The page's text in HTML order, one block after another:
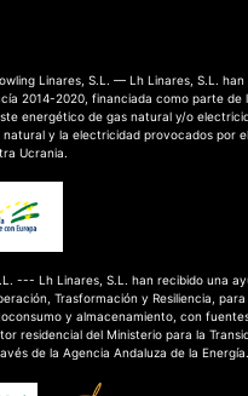
Linares, S.L. — Lh Linares, S.L. han
2014-2020, financiada como parte de
energético de gas natural y/o
y la electricidad provocados por
Ucrania.
--- Lh Linares, S.L. han recibido una
Trasformación y Resiliencia,
y almacenamiento, con
residencial del Ministerio para la
de la Agencia Andaluza de la Energía.